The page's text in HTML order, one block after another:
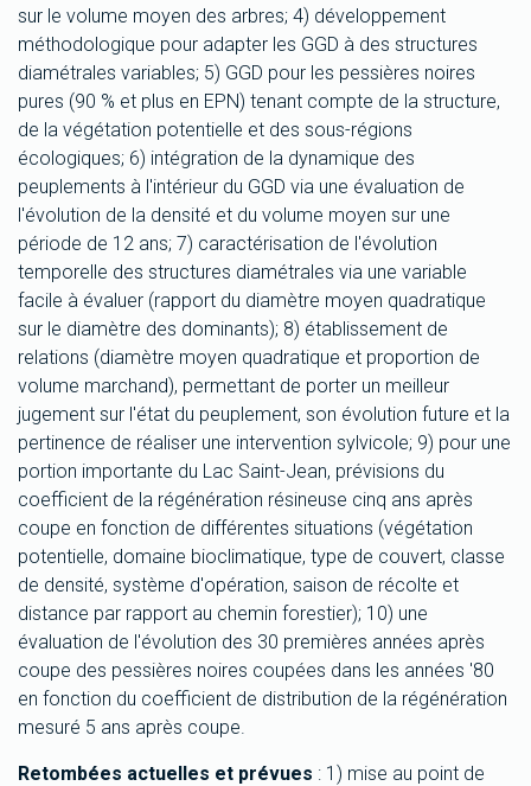
sur le volume moyen des arbres; 4) développement
méthodologique pour adapter les GGD à des structures
diamétrales variables; 5) GGD pour les pessières noires
pures (90 % et plus en EPN) tenant compte de la structure,
de la végétation potentielle et des sous-régions
écologiques; 6) intégration de la dynamique des
peuplements à l'intérieur du GGD via une évaluation de
l'évolution de la densité et du volume moyen sur une
période de 12 ans; 7) caractérisation de l'évolution
temporelle des structures diamétrales via une variable
facile à évaluer (rapport du diamètre moyen quadratique
sur le diamètre des dominants); 8) établissement de
relations (diamètre moyen quadratique et proportion de
volume marchand), permettant de porter un meilleur
jugement sur l'état du peuplement, son évolution future et la
pertinence de réaliser une intervention sylvicole; 9) pour une
portion importante du Lac Saint-Jean, prévisions du
coefficient de la régénération résineuse cinq ans après
coupe en fonction de différentes situations (végétation
potentielle, domaine bioclimatique, type de couvert, classe
de densité, système d'opération, saison de récolte et
distance par rapport au chemin forestier); 10) une
évaluation de l'évolution des 30 premières années après
coupe des pessières noires coupées dans les années '80
en fonction du coefficient de distribution de la régénération
mesuré 5 ans après coupe.
Retombées actuelles et prévues : 1) mise au point de